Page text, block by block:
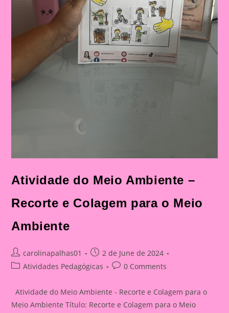
Atividade do Meio Ambiente –
Recorte e Colagem para o Meio
Ambiente
Post
author:
carolinapalhas01
Post
published:
2 de June de 2024
PostAtividades Pedagógicas
Post0 Comments
Atividade do Meio Ambiente - Recorte e Colagem para o
Meio Ambiente Título: Recorte e Colagem para o Meio